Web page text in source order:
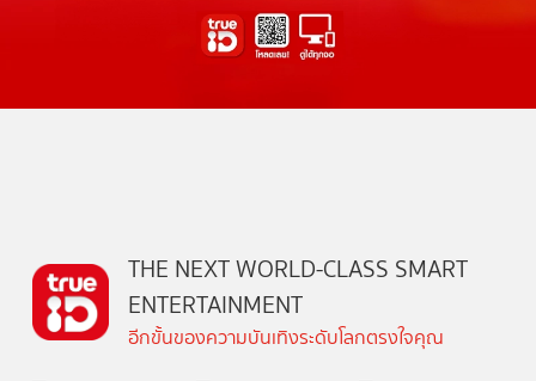
THE NEXT WORLD-CLASS SMART
ENTERTAINMENT
อีกขั้นของความบันเทิงระดับโลกตรงใจคุณ